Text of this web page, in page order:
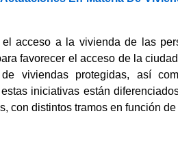
acceso a la vivienda de las
favorecer el acceso de la
viviendas protegidas, así
iniciativas están
con distintos tramos en función